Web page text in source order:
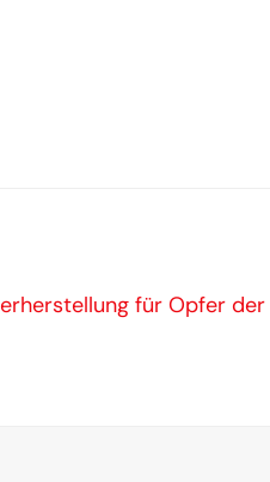
für Opfer